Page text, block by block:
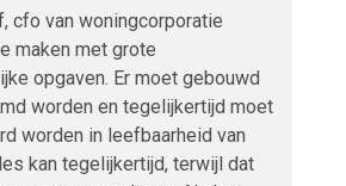
cfo van woningcorporatie
maken met grote
opgaven. Er moet gebouwd
worden en tegelijkertijd moet
worden in leefbaarheid van
kan tegelijkertijd, terwijl dat